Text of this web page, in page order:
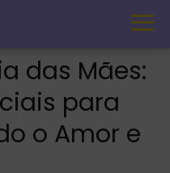
das Mães:
para
o Amor e